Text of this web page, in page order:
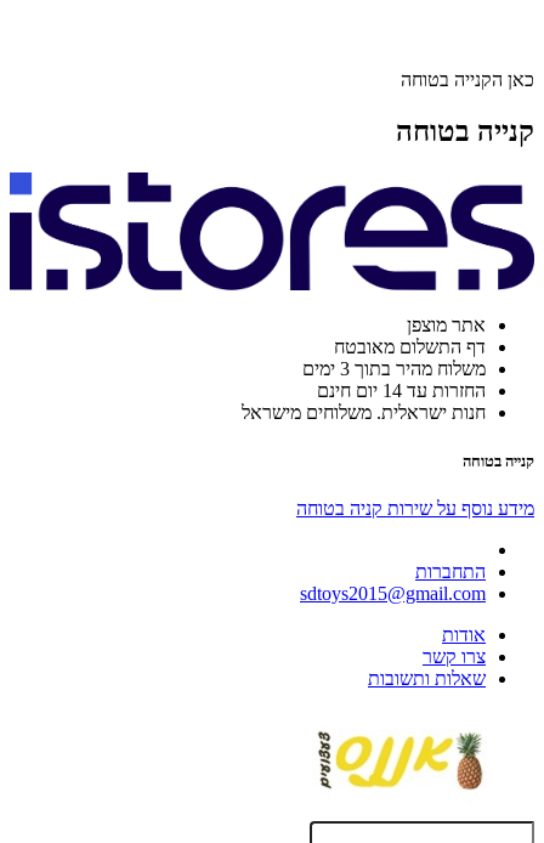
כאן הקנייה בטוחה
קנייה בטוחה
אתר מוצפן
דף התשלום מאובטח
משלוח מהיר בתוך 3 ימים
החזרות עד 14 יום חינם
חנות ישראלית. משלוחים מישראל
קנייה בטוחה
מידע נוסף על שירות קניה בטוחה
התחברות
sdtoys2015@gmail.com
אודות
צרו קשר
שאלות ותשובות